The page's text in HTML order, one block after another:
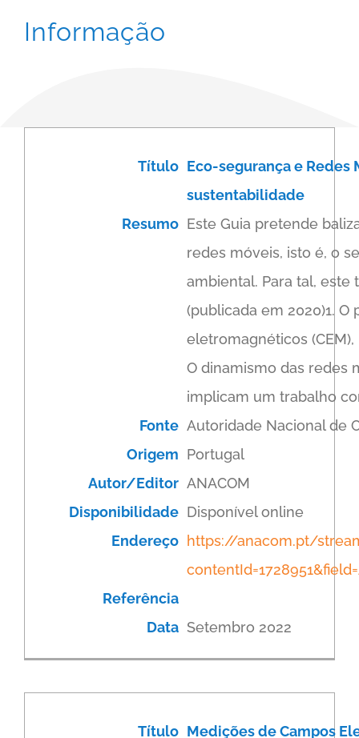
Informação
Título Eco-segurança e Redes
sustentabilidade
Resumo Este Guia pretende
redes móveis, isto é, o
ambiental. Para tal, este
(publicada em 2020)1.
eletromagnéticos
O dinamismo das redes
implicam um trabalho
Fonte Autoridade Nacional de
Origem Portugal
Autor/Editor ANACOM
Disponibilidade Disponível online
Endereço https://anacom.pt/
Referência
Data Setembro 2022
Título Medições de Campos